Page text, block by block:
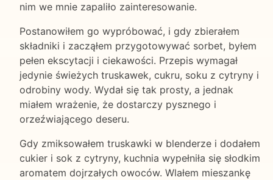
nim we mnie zapaliło zainteresowanie.
Postanowiłem go wypróbować, i gdy zbierałem
składniki i zacząłem przygotowywać sorbet, byłem
pełen ekscytacji i ciekawości. Przepis wymagał
jedynie świeżych truskawek, cukru, soku z cytryny i
odrobiny wody. Wydał się tak prosty, a jednak
miałem wrażenie, że dostarczy pysznego i
orzeźwiającego deseru.
Gdy zmiksowałem truskawki w blenderze i dodałem
cukier i sok z cytryny, kuchnia wypełniła się słodkim
aromatem dojrzałych owoców. Wlałem mieszankę